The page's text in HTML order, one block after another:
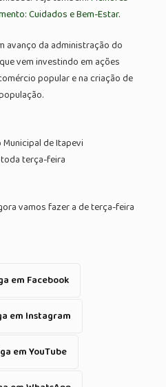
Cuidados e Bem-Estar.
avanço da administração do
vem investindo em ações
popular e na criação de
de Itapevi
terça-feira
vamos fazer a de terça-feira
em Facebook
em Instagram
em YouTube